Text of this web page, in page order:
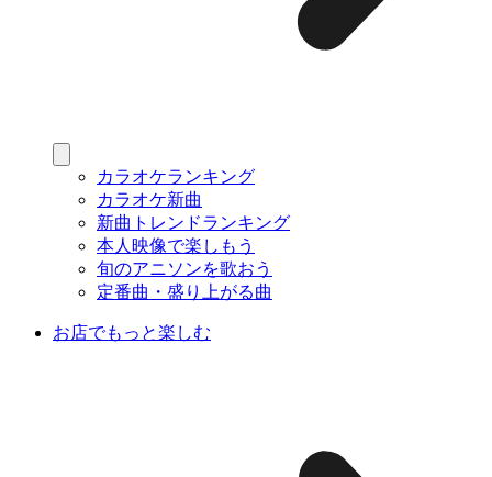
カラオケランキング
カラオケ新曲
新曲トレンドランキング
本人映像で楽しもう
旬のアニソンを歌おう
定番曲・盛り上がる曲
お店でもっと楽しむ